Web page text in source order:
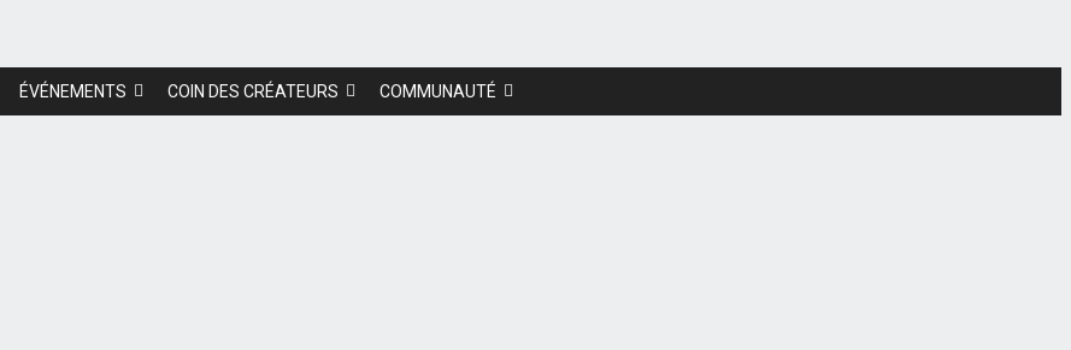
ÉVÉNEMENTS COIN DES CRÉATEURS COMMUNAUTÉ